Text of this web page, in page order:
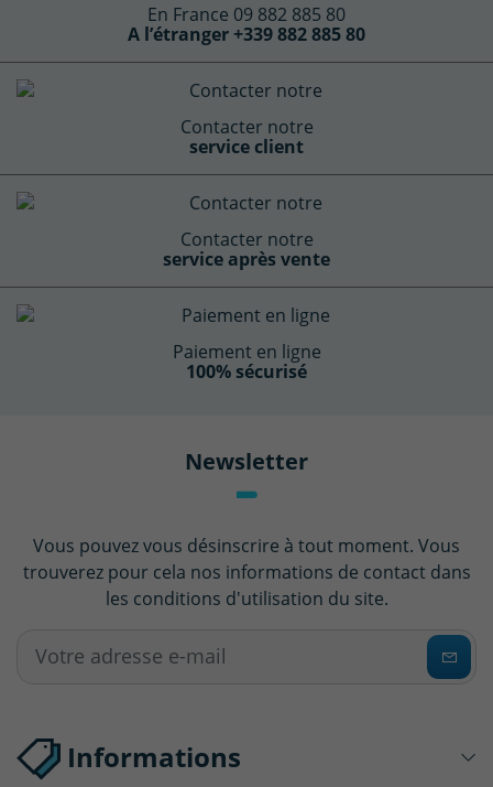
En France 09 882 885 80
A l’étranger +339 882 885 80
Contacter notre
service client
Contacter notre
service après vente
Paiement en ligne
100% sécurisé
Newsletter
Vous pouvez vous désinscrire à tout moment. Vous
trouverez pour cela nos informations de contact dans
les conditions d'utilisation du site.
Informations